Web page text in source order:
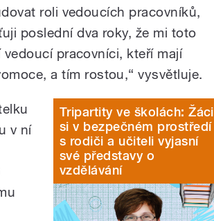
roli vedoucích pracovníků,
poslední dva roky, že mi toto
pracovníci, kteří mají
a tím rostou,“ vysvětluje.
Tripartity ve školách: Žáci
si v bezpečném prostředí
s rodiči a učiteli vyjasní
své představy o
vzdělávání
v ní